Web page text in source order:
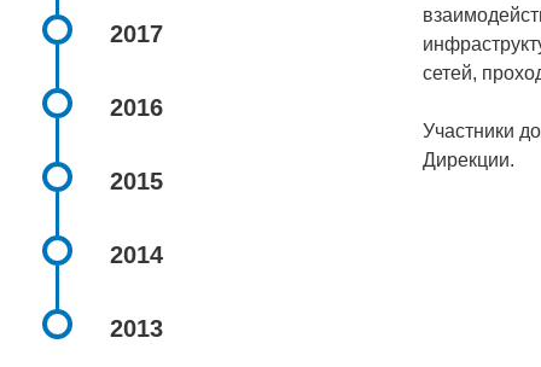
2017
2016
2015
2014
2013
сетей,
Участники
Дирекции.